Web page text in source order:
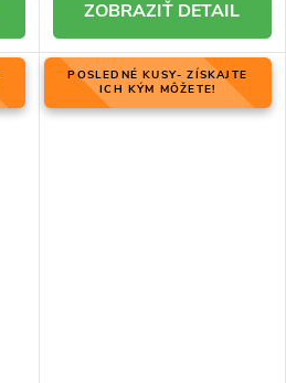
DETAIL
POSLEDNÉ KUSY- ZÍSKAJTE
ICH KÝM MÔŽETE!